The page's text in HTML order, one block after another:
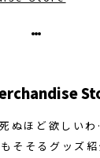
ぬほど欲しい
そそるグッズ